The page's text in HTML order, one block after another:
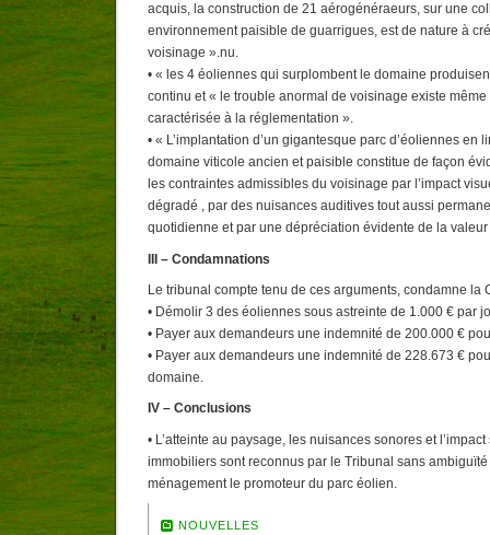
acquis, la construction de 21 aérogénéraeurs, sur une
environnement paisible de guarrigues, est de nature à
voisinage ».nu.
• « les 4 éoliennes qui surplombent le domaine
continu et « le trouble anormal de voisinage existe même
caractérisée à la réglementation ».
• « L’implantation d’un gigantesque parc d’éoliennes en
domaine viticole ancien et paisible constitue de façon
les contraintes admissibles du voisinage par l’impact
dégradé , par des nuisances auditives tout aussi
quotidienne et par une dépréciation évidente de la
III – Condamnations
Le tribunal compte tenu de ces arguments, condamne la
• Démolir 3 des éoliennes sous astreinte de 1.000 € par
• Payer aux demandeurs une indemnité de 200.000 €
• Payer aux demandeurs une indemnité de 228.673 €
domaine.
IV – Conclusions
• L’atteinte au paysage, les nuisances sonores et
immobiliers sont reconnus par le Tribunal sans
ménagement le promoteur du parc éolien.
NOUVELLES